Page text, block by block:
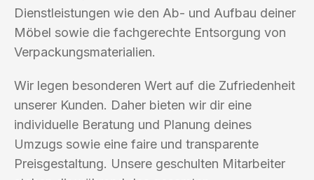
Dienstleistungen wie den Ab- und Aufbau deiner
Möbel sowie die fachgerechte Entsorgung von
Verpackungsmaterialien.
Wir legen besonderen Wert auf die Zufriedenheit
unserer Kunden. Daher bieten wir dir eine
individuelle Beratung und Planung deines
Umzugs sowie eine faire und transparente
Preisgestaltung. Unsere geschulten Mitarbeiter